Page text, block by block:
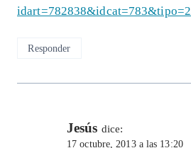
idart=782838&idcat=783&tipo=2
Responder
Jesús dice:
17 octubre, 2013 a las 13:20